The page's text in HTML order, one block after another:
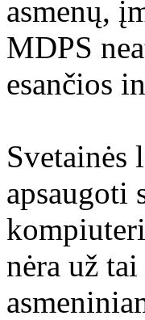
asmenų,
MDPS
esančios
apsaugoti
nėra už